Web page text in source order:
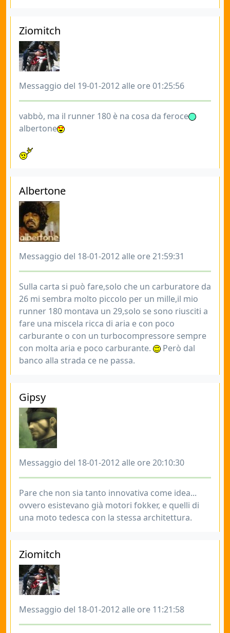
Ziomitch
Messaggio del 19-01-2012 alle ore 01:25:56
vabbò, ma il runner 180 è na cosa da feroce
albertone
Albertone
Messaggio del 18-01-2012 alle ore 21:59:31
Sulla carta si può fare,solo che un carburatore da
26 mi sembra molto piccolo per un mille,il mio
runner 180 montava un 29,solo se sono riusciti a
fare una miscela ricca di aria e con poco
carburante o con un turbocompressore sempre
con molta aria e poco carburante.
Però dal
banco alla strada ce ne passa.
Gipsy
Messaggio del 18-01-2012 alle ore 20:10:30
Pare che non sia tanto innovativa come idea...
ovvero esistevano già motori fokker, e quelli di
una moto tedesca con la stessa architettura.
Ziomitch
Messaggio del 18-01-2012 alle ore 11:21:58